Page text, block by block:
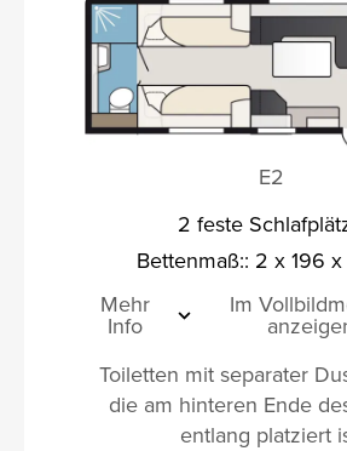
E2
2 feste
Bettenmaß:: 2 x 196
Mehr
Info
Im
Toiletten mit separater
die am hinteren Ende
entlang platziert